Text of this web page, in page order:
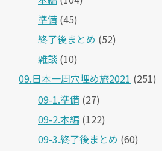
準備 (45)
終了後まとめ (52)
雑談 (10)
09.日本一周穴埋め旅2021 (251)
09-1.準備 (27)
09-2.本編 (122)
09-3.終了後まとめ (60)